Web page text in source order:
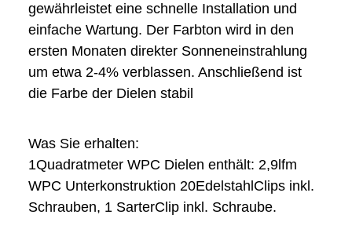
gewährleistet eine schnelle Installation und
einfache Wartung. Der Farbton wird in den
ersten Monaten direkter Sonneneinstrahlung
um etwa 2-4% verblassen. Anschließend ist
die Farbe der Dielen stabil
Was Sie erhalten:
1Quadratmeter WPC Dielen enthält: 2,9lfm
WPC Unterkonstruktion 20EdelstahlClips inkl.
Schrauben, 1 SarterClip inkl. Schraube.